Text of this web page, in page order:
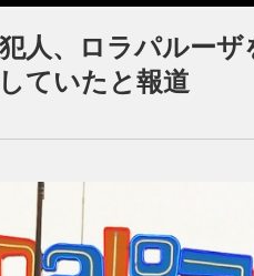
人、ロラパルーザ
ていたと報道